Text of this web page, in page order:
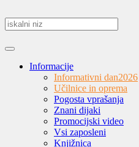
Informacije
Informativni dan2026
Učilnice in oprema
Pogosta vprašanja
Znani dijaki
Promocijski video
Vsi zaposleni
Knjižnica